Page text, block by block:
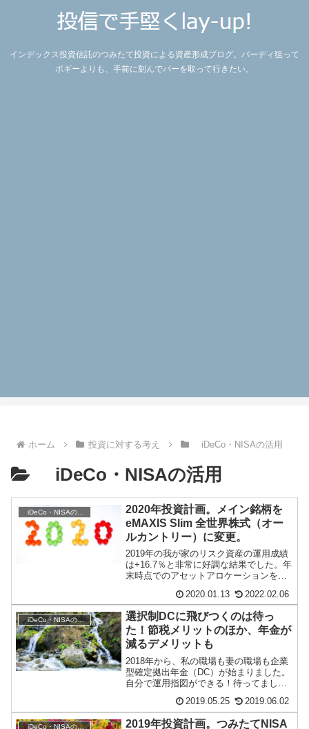
インデックス投資信託のつみたて投資による資産形成ブログ。バーディ狙って
ボギーよりも、手前に刻んでパーを取って行きたい。
ホーム 投資に対する考え iDeCo・NISAの活用
iDeCo・NISAの活用
iDeCo・NISAの活用
2020年投資計画。メイン銘柄を
eMAXIS Slim 全世界株式（オー
ルカントリー）に変更。
2019年の我が家のリスク資産の運用成績
は+16.7％と非常に好調な結果でした。年
末時点でのアセットアロケーションを見
2020.01.13 2022.02.06
iDeCo・NISAの活用
選択制DCに飛びつくのは待っ
た！節税メリットのほか、年金が
減るデメリットも
2018年から、私の職場も妻の職場も企業
型確定拠出年金（DC）が始まりました。
自分で運用指図ができる！待ってまし
実はそう単純...2019.05.25 2019.06.02
iDeCo・NISAの活用
2019年投資計画。つみたてNISA